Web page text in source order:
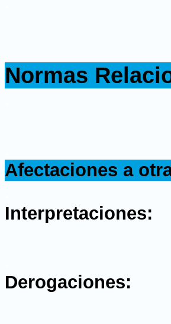
Normas
Afectaciones a
Interpretaciones:
Derogaciones: